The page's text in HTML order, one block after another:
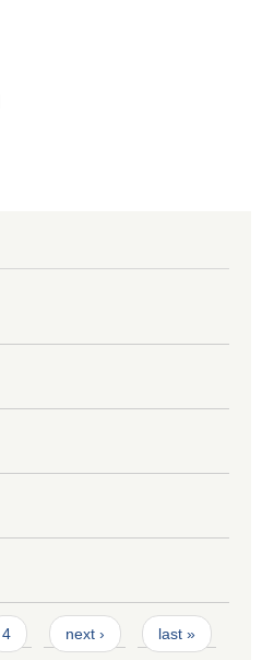
4 next › last »